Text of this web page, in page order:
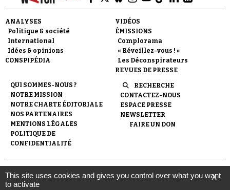
Faire un don
Demander à Vera
ANALYSES
Politique & société
International
Idées & opinions
CONSPIPÉDIA
VIDÉOS
ÉMISSIONS
Complorama
« Réveillez-vous ! »
Les Déconspirateurs
REVUES DE PRESSE
QUI SOMMES-NOUS ?
NOTRE MISSION
NOTRE CHARTE ÉDITORIALE
NOS PARTENAIRES
MENTIONS LÉGALES
POLITIQUE DE
CONFIDENTIALITÉ
RECHERCHE
CONTACTEZ-NOUS
ESPACE PRESSE
NEWSLETTER
FAIRE UN DON
© 2007- 2026 Conspiracy Watch | Une réalisation de
l'Observatoire du conspirationnisme (association loi de 1901) avec
le soutien de la Fondation pour la Mémoire de la Shoah.
X
This site uses cookies and gives you control over what you want
to activate